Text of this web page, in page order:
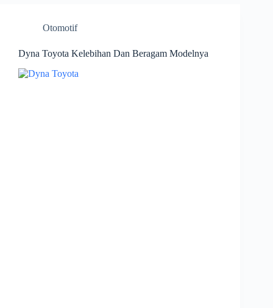
Otomotif
Dyna Toyota Kelebihan Dan Beragam Modelnya